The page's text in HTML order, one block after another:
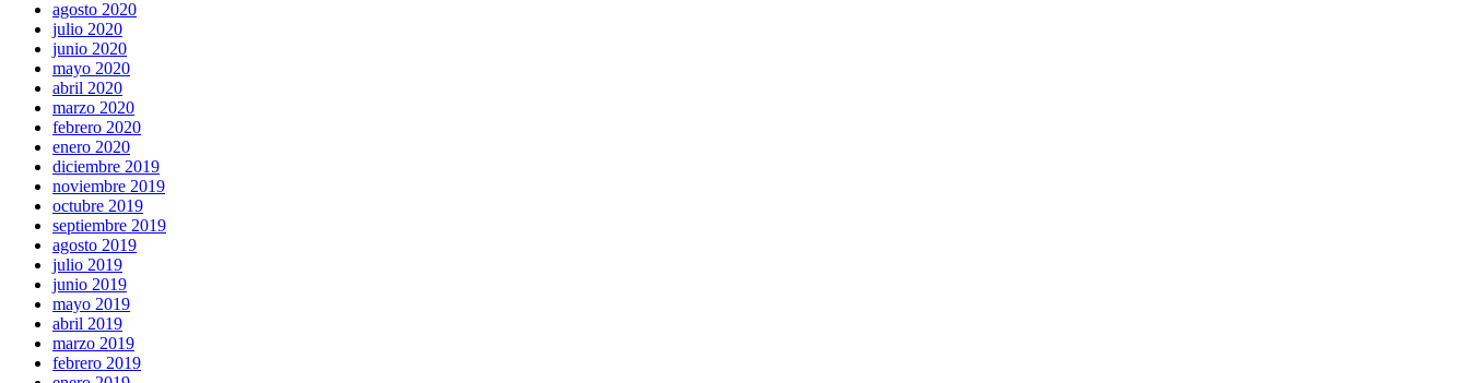
agosto 2020
julio 2020
junio 2020
mayo 2020
abril 2020
marzo 2020
febrero 2020
enero 2020
diciembre 2019
noviembre 2019
octubre 2019
septiembre 2019
agosto 2019
julio 2019
junio 2019
mayo 2019
abril 2019
marzo 2019
febrero 2019